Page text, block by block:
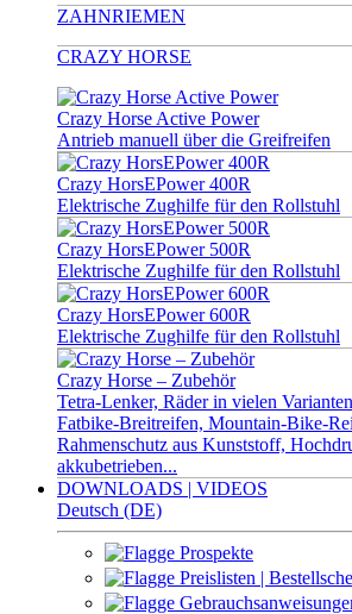
ZAHNRIEMEN
CRAZY HORSE
Crazy Horse Active Power
Antrieb manuell über die Greifreifen
Crazy HorsEPower 400R
Elektrische Zughilfe für den Rollstuhl
Crazy HorsEPower 500R
Elektrische Zughilfe für den Rollstuhl
Crazy HorsEPower 600R
Elektrische Zughilfe für den Rollstuhl
Crazy Horse – Zubehör
Tetra-Lenker, Räder in vielen
Fatbike-Breitreifen, Mountain-Bike-
Rahmenschutz aus Kunststoff,
akkubetrieben...
DOWNLOADS | VIDEOS
Deutsch (DE)
Prospekte
Preislisten |